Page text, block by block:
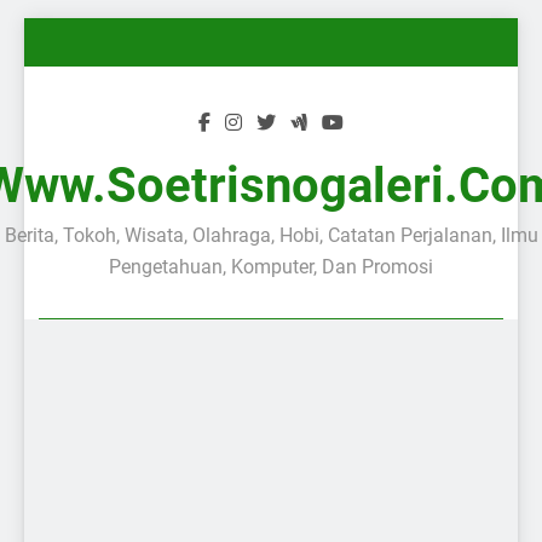
Berita, Tokoh, Wisata, Olahraga, Hobi, Catatan Perjalanan, Ilmu
Pengetahuan, Komputer, Dan Promosi